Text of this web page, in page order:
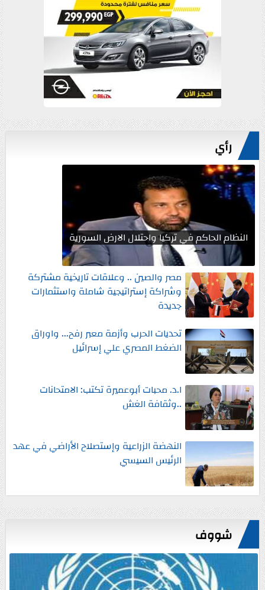
رأي
النظام الحاكم في تركيا واحتلال الارض السورية
مصر والصين .. وعلاقات تاريخية مشتركة
وشراكة إستراتيجية شاملة واستثمارات
جديدة
تحديات الحرب وأزمة معبر رفح... واوراق
الضغط المصري علي إسرائيل
ا.د. محبات أبوعميرة تكتب: الامتحانات
..وثقافة الغش
النهضة الزراعية وإستصلاح الأراضي في عهد
الرئيس السيسي
شووف